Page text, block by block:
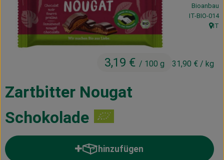
Kühltheke
Vorratskammer
Über uns
Lieferservice
Zartbitter Nougat
Schokolade
3,19 € / 100 g 31,90 € / kg
Bioanbau
,IT-BIO-014
,
IT
hinzufügen
Produkt zum Warenkorb